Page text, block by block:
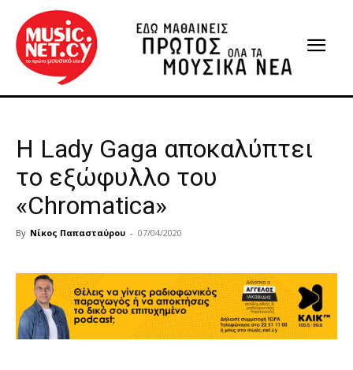
Η Lady Gaga αποκαλύπτει
το εξώφυλλο του
«Chromatica»
By Νίκος Παπασταύρου - 07/04/2020